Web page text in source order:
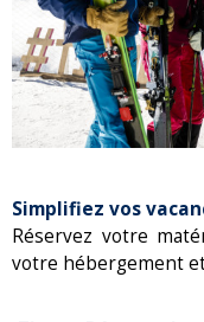
Simplifiez vos
Réservez votre
votre hébergement